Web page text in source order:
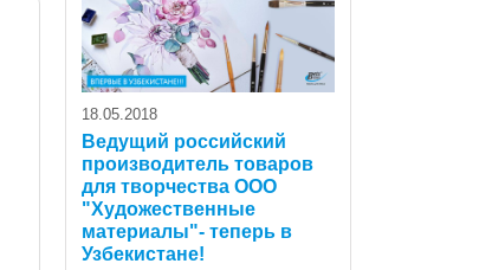
18.05.2018
Ведущий российский
производитель товаров
для творчества ООО
"Художественные
материалы"- теперь в
Узбекистане!